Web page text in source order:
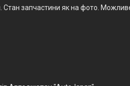
запчастини як на фото.